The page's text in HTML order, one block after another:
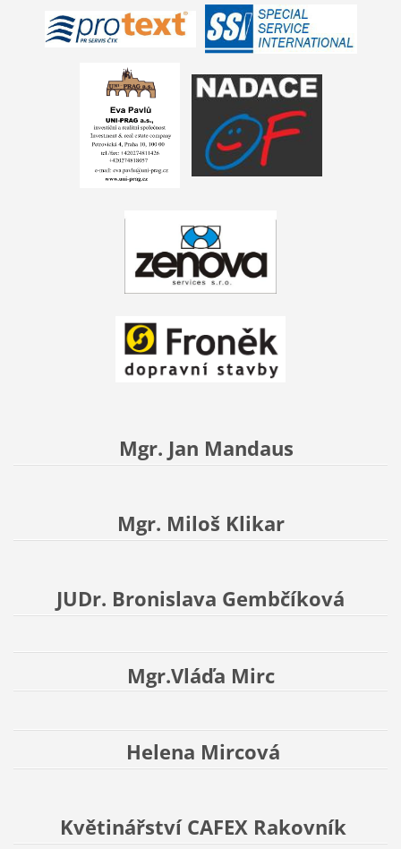
Mgr. Jan Mandaus
Mgr. Miloš Klikar
JUDr. Bronislava Gembčíková
Mgr.Vláďa Mirc
Helena Mircová
Květinářství CAFEX Rakovník